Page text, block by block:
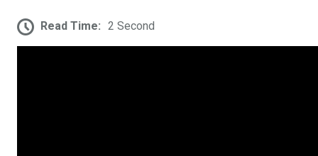
Read Time: 2 Second